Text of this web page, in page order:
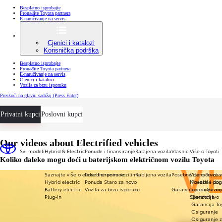
Besplatno isprobajte
Pronađite Toyota partnera
E-naručivanje na servis
Cjenici i katalozi
Korisnička podrška
Besplatno isprobajte
Pronađite Toyota partnera
E-naručivanje na servis
Cjenici i katalozi
Vozila za brzu isporuku
Preskoči na glavni sadržaj (Press Enter)
Privatni kupciPoslovni kupci
Svi modeliHybrid & Electric
Saznajte više o elektrificiranim vozilima
Hybrid electric
Battery electric
Plug-in
Ponude i finansiranje
Posebne ponude
Ponuda Staro za novo
Vozila za brzu isporuku
Rabljena vozila
Rabljena vozila
Vlasnici
Posebne ponude za
Posebne
Garancija i
Garancija
Garancija
Osiguranje
Osiguranje
Više o Toyoti
Više o
Novosti i
Toyota
Sponzorstvo
Our videos about Electrified vehicles
Koliko daleko mogu doći u baterijskom električnom vozilu Toyota